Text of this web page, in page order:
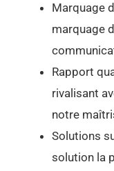
Marquage
marquage
Rapport
rivalisant
notre
Solutions
solution la